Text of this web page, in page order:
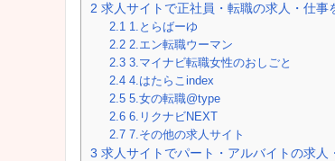
2 求人サイトで正社員・転職の求人・仕事
2.1 1.とらばーゆ
2.2 2.エン転職ウーマン
2.3 3.マイナビ転職女性のおしごと
2.4 4.はたらこindex
2.5 5.女の転職@type
2.6 6.リクナビNEXT
2.7 7.その他の求人サイト
3 求人サイトでパート・アルバイトの求人